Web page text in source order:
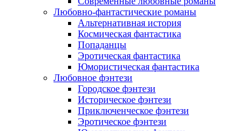
Любовно-фантастические романы
Альтернативная история
Космическая фантастика
Попаданцы
Эротическая фантастика
Юмористическая фантастика
Любовное фэнтези
Городское фэнтези
Историческое фэнтези
Приключенческое фэнтези
Эротическое фэнтези